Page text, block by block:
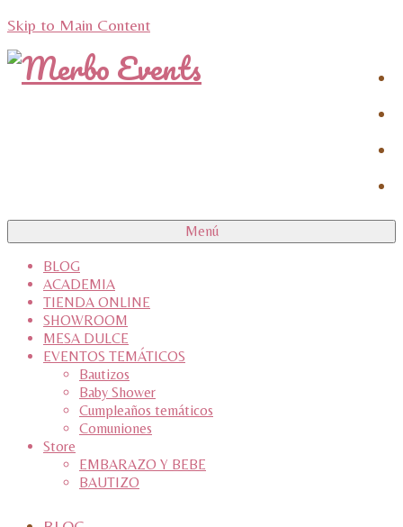
Skip to Main Content
Menú
BLOG
ACADEMIA
TIENDA ONLINE
SHOWROOM
MESA DULCE
EVENTOS TEMÁTICOS
Bautizos
Baby Shower
Cumpleaños temáticos
Comuniones
Store
EMBARAZO Y BEBE
BAUTIZO